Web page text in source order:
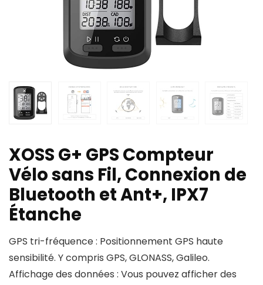
XOSS G+ GPS Compteur
Vélo sans Fil, Connexion de
Bluetooth et Ant+, IPX7
Étanche
GPS tri-fréquence : Positionnement GPS haute
sensibilité. Y compris GPS, GLONASS, Galileo.
Affichage des données : Vous pouvez afficher des